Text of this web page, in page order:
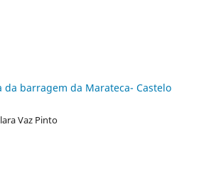
da barragem da Marateca- Castelo
Vaz Pinto